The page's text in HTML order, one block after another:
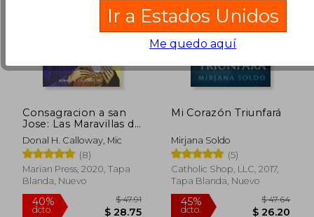
45%
dcto.
$ 32.28
$ 17.75
45%
dcto. $
Consagracion a san
Jose: Las Maravillas de
Nuestro Padre
Espiritual
Donal H. Calloway, Mic
(8)
Marian Press, 2020, Tapa
Blanda, Nuevo
Mi Corazón Triunfará
Mirjana Soldo
(5)
Catholic Shop, LLC, 2017,
Tapa Blanda, Nuevo
Ir a Estados Unidos
Me quedo aquí